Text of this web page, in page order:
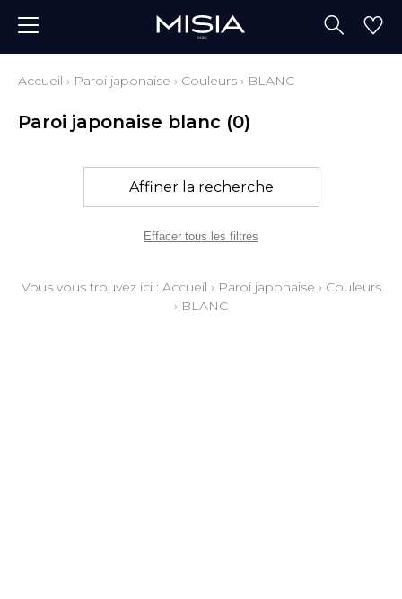
Accueil › Paroi japonaise › Couleurs › BLANC
Paroi japonaise blanc (0)
Affiner la recherche
Effacer tous les filtres
Vous vous trouvez ici : Accueil › Paroi japonaise › Couleurs
› BLANC